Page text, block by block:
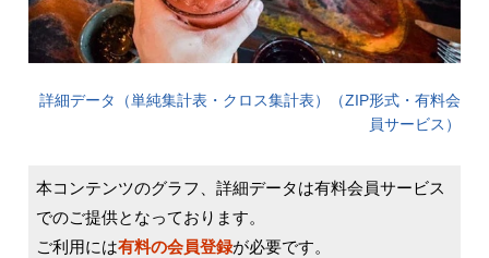
詳細データ（単純集計表・クロス集計表）（ZIP形式・有料会
員サービス）
本コンテンツのグラフ、詳細データは有料会員サービス
でのご提供となっております。
ご利用には有料の会員登録が必要です。